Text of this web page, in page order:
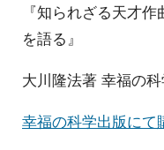
『知られざる天才
を語る』
大川隆法著 幸福の
幸福の科学出版にて